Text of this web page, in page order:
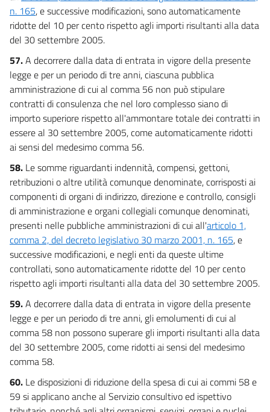
n. 165, e successive modificazioni, sono automaticamente
ridotte del 10 per cento rispetto agli importi risultanti alla data
del 30 settembre 2005.
57.A decorrere dalla data di entrata in vigore della presente
legge e per un periodo di tre anni, ciascuna pubblica
amministrazione di cui al comma 56 non può stipulare
contratti di consulenza che nel loro complesso siano di
importo superiore rispetto all'ammontare totale dei contratti in
essere al 30 settembre 2005, come automaticamente ridotti
ai sensi del medesimo comma 56.
58. Le somme riguardanti indennità, compensi, gettoni,
retribuzioni o altre utilità comunque denominate, corrisposti ai
componenti di organi di indirizzo, direzione e controllo, consigli
di amministrazione e organi collegiali comunque denominati,
presenti nelle pubbliche amministrazioni di cui all'articolo 1,
comma 2, del decreto legislativo 30 marzo 2001, n. 165, e
successive modificazioni, e negli enti da queste ultime
controllati, sono automaticamente ridotte del 10 per cento
rispetto agli importi risultanti alla data del 30 settembre 2005.
59.A decorrere dalla data di entrata in vigore della presente
legge e per un periodo di tre anni, gli emolumenti di cui al
comma 58 non possono superare gli importi risultanti alla data
del 30 settembre 2005, come ridotti ai sensi del medesimo
comma 58.
60. Le disposizioni di riduzione della spesa di cui ai commi 58 e
59 si applicano anche al Servizio consultivo ed ispettivo